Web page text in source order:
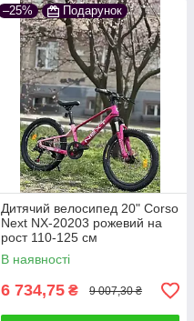
–25% Подарунок
Дитячий велосипед 20" Corso
Next NX-20203 рожевий на
рост 110-125 см
В наявності
6 734,75 ₴ 9 007,30 ₴